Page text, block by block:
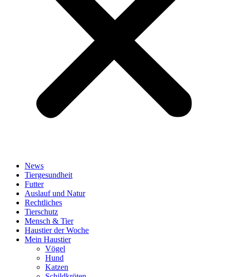
News
Tiergesundheit
Futter
Auslauf und Natur
Rechtliches
Tierschutz
Mensch & Tier
Haustier der Woche
Mein Haustier
Vögel
Hund
Katzen